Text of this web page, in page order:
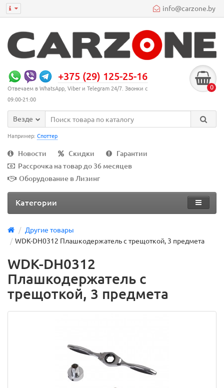
info@carzone.by
+375 (29) 125-25-16
Отвечаем в WhatsApp, Viber и Telegram 24/7. Звонки с
09:00-21:00
0
Везде
Например: Споттер
Новости Скидки
Гарантии
Рассрочка на товар до 36 месяцев
Оборудование в Лизинг
Категории
Другие товары
WDK-DH0312 Плашкодержатель с трещоткой, 3 предмета
WDK-DH0312
Плашкодержатель с
трещоткой, 3 предмета